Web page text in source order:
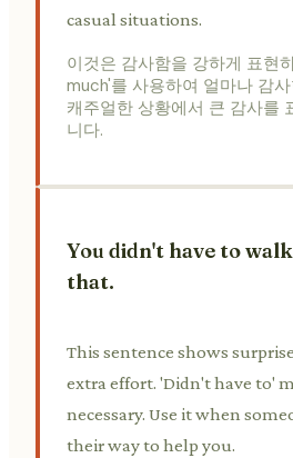
casual situations.
이것은 감사함을 강하게 표현
much'를 사용하여 얼마나 감
캐주얼한 상황에서 큰 감사를
니다.
You didn't have to
that.
This sentence shows
extra effort. 'Didn't have to'
necessary. Use it when
their way to help you.